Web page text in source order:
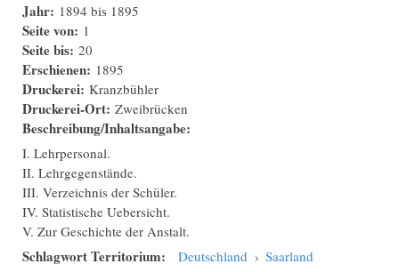
Jahr: 1894 bis 1895
Seite von: 1
Seite bis: 20
Erschienen: 1895
Druckerei: Kranzbühler
Druckerei-Ort: Zweibrücken
Beschreibung/Inhaltsangabe:
I. Lehrpersonal.
II. Lehrgegenstände.
III. Verzeichnis der Schüler.
IV. Statistische Uebersicht.
V. Zur Geschichte der Anstalt.
Schlagwort Territorium: Deutschland › Saarland